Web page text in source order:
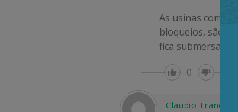
As usinas com
bloqueios, são
fica submersa.
0
Claudio